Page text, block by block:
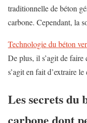
traditionnelle de béton
carbone. Cependant, la
Technologie du béton
De plus, il s’agit de
s’agit en fait d’extraire
Les secrets du